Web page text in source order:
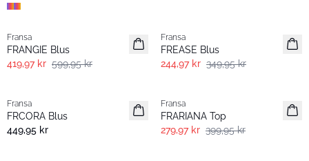
-30%
Fransa
FRANGIE Blus
419,97 kr 599,95 kr
Fransa
FREASE Blus
244,97 kr 349,95 kr
Fransa
FRCORA Blus
449,95 kr
Fransa
FRARIANA Top
279,97 kr 399,95 kr